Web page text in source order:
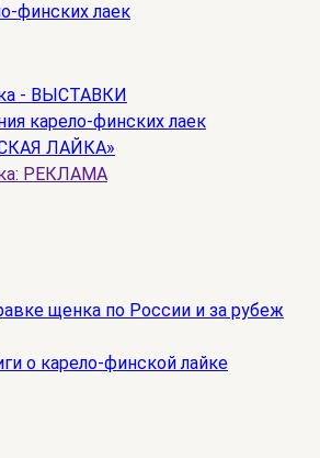
финских лаек
- ВЫСТАВКИ
карело-финских лаек
ЛАЙКА»
РЕКЛАМА
щенка по России и за рубеж
о карело-финской лайке